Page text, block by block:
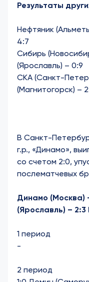
Результаты
Нефтяник
4:7
Сибирь
(Ярославль) – 0:9
СКА (Санкт-
(Магнитогорск) –
В Санкт-
г.р., «Динамо»,
со счетом 2:0,
послематчевых
Динамо (Москва)
(Ярославль) –
1 период
-
2 период